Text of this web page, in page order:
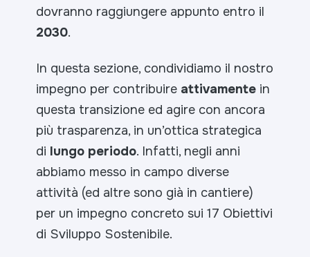
dovranno raggiungere appunto entro il
2030.
In questa sezione, condividiamo il nostro
impegno per contribuire attivamente in
questa transizione ed agire con ancora
più trasparenza, in un’ottica strategica
di lungo periodo. Infatti, negli anni
abbiamo messo in campo diverse
attività (ed altre sono già in cantiere)
per un impegno concreto sui 17 Obiettivi
di Sviluppo Sostenibile.